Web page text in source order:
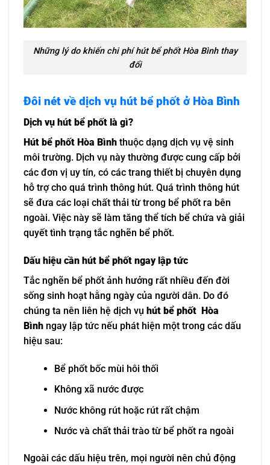
Những lý do khiến chi phí hút bể phốt Hòa Bình thay
đổi
Đôi nét về dịch vụ hút bể phốt ở Hòa Bình
Dịch vụ hút bể phốt là gì?
Hút bể phốt Hòa Bình thuộc dạng dịch vụ vệ sinh
môi trường. Dịch vụ này thường được cung cấp bởi
các đơn vị uy tín, có các trang thiết bị chuyên dụng
hỗ trợ cho quá trình thông hút. Quá trình thông hút
sẽ đưa các loại chất thải từ trong bể phốt ra bên
ngoài. Việc này sẽ làm tăng thể tích bể chứa và giải
quyết tình trạng tắc nghẽn bể phốt.
Dấu hiệu cần hút bể phốt ngay lập tức
Tắc nghẽn bể phốt ảnh hưởng rất nhiều đến đời
sống sinh hoạt hằng ngày của người dân. Do đó
chúng ta nên liên hệ dịch vụ hút bể phốt Hòa
Bình ngay lập tức nếu phát hiện một trong các dấu
hiệu sau:
Bể phốt bốc mùi hôi thối
Không xã nước được
Nước không rút hoặc rút rất chậm
Nước và chất thải trào từ bể phốt ra ngoài
Ngoài các dấu hiệu trên, mọi người nên chủ động